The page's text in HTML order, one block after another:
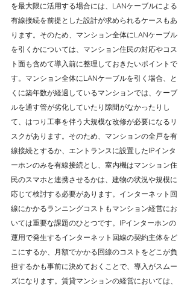
を最大限に活用する場合には、LANケーブルによる
有線接続を前提とした設計が求められるケースもあ
ります。そのため、マンション全体にLANケーブル
を引くかについては、マンション住民の対応やコス
ト面も含めて導入前に整理しておきたいポイントで
す。マンション全体にLANケーブルを引く場合、と
くに築年数が経過しているマンションでは、ケーブ
ルを通す管が劣化していたり隙間がなかったりし
て、はつり工事を伴う大規模な改修が必要になるリ
スクがあります。そのため、マンションの全戸を有
線接続とするか、エントランスに設置したIPインタ
ーホンのみを有線接続とし、室内機はマンション住
民のスマホと連携させるかは、建物の状況や規模に
応じて検討する必要があります。インターネット回
線にかかるランニングコストもマンション経営にお
いては重要な課題のひとつです。IPインターホンの
運用で発生するインターネット回線の契約主体をど
こにするか、月額でかかる回線のコストをどこが負
担するかも事前に決めておくことで、導入がスムー
ズになります。賃貸マンションの経営においては、